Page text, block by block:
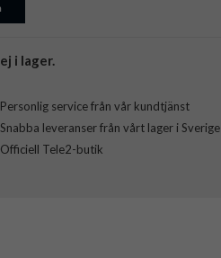
i lager.
Personlig service från vår kundtjänst
Snabba leveranser från vårt lager i Sverige
Officiell Tele2-butik